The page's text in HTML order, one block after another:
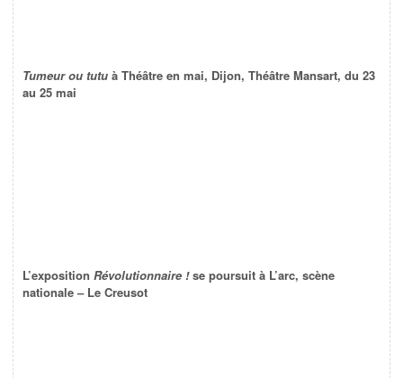
Tumeur ou tutu à Théâtre en mai, Dijon, Théâtre Mansart, du 23
au 25 mai
L’exposition Révolutionnaire !se poursuit à L’arc, scène
nationale – Le Creusot